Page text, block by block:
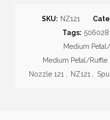
SKU: NZ121
Tags:
Medium
Medium Petal/Ruffle
Nozzle 121
NZ121